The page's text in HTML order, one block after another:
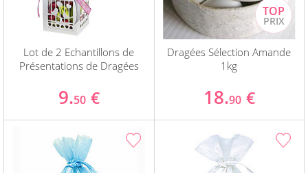
Lot de 2 Echantillons de
Présentations de Dragées
9.50 €
Dragées Sélection Amande
1kg
18.90 €